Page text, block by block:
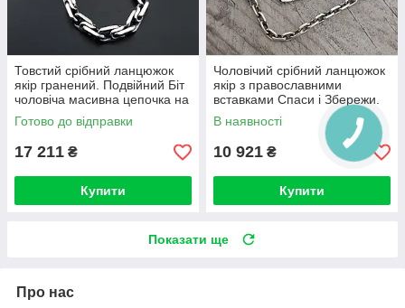
Товстий срібний ланцюжок
якір гранений. Подвійний Біт
чоловіча масивна цепочка на
шию срібло 925 60 см
Готово до відправки
17 211 ₴
Купити
Чоловічий срібний ланцюжок
якір з православними
вставками Спаси і Збережи.
Якірний ланцюжок срібло 925
В наявності
10 921 ₴
Купити
Показати ще
Про нас